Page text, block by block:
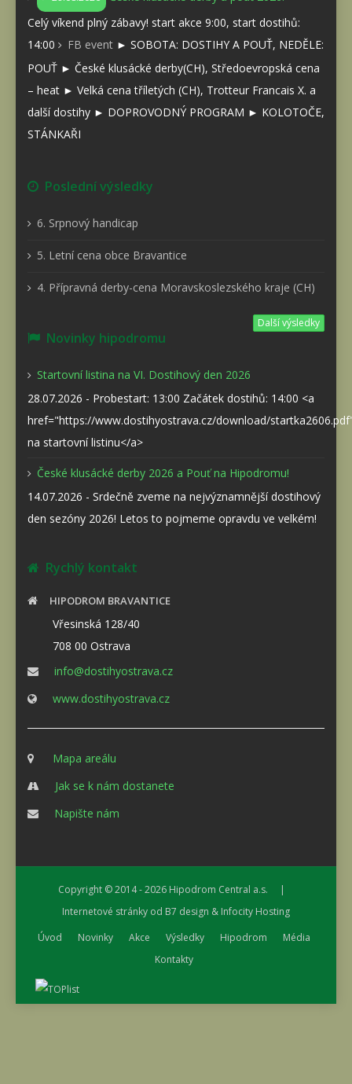
Celý víkend plný zábavy! start akce 9:00, start dostihů:
14:00
FB event ► SOBOTA: DOSTIHY A POUŤ, NEDĚLE:
POUŤ ► České klusácké derby(CH), Středoevropská cena
– heat ► Velká cena tříletých (CH), Trotteur Francais X. a
další dostihy ► DOPROVODNÝ PROGRAM ► KOLOTOČE,
STÁNKAŘI
Poslední výsledky
6. Srpnový handicap
5. Letní cena obce Bravantice
4. Přípravná derby-cena Moravskoslezského kraje (CH)
Další výsledky
Novinky hipodromu
Startovní listina na VI. Dostihový den 2026
28.07.2026 - Probestart: 13:00 Začátek dostihů: 14:00 <a
href="https://www.dostihyostrava.cz/download/
na startovní listinu</a>
České klusácké derby 2026 a Pouť na Hipodromu!
14.07.2026 - Srdečně zveme na nejvýznamnější dostihový
den sezóny 2026! Letos to pojmeme opravdu ve velkém!
Rychlý kontakt
HIPODROM BRAVANTICE
Vřesinská 128/40
708 00 Ostrava
info@dostihyostrava.cz
www.dostihyostrava.cz
Mapa areálu
Jak se k nám dostanete
Napište nám
Copyright © 2014 - 2026 Hipodrom Central a.s. |
Internetové stránky od B7 design & Infocity Hosting
Úvod
Novinky Akce Výsledky Hipodrom
Média
Kontakty